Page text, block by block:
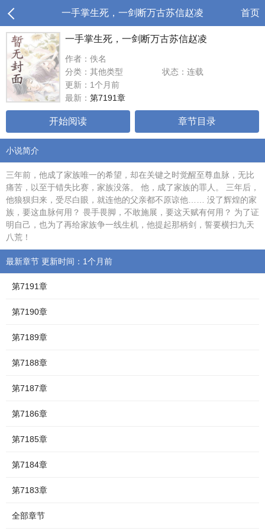
一手掌生死，一剑断万古苏信赵凌 首页
一手掌生死，一剑断万古苏信赵凌
作者：佚名
分类：其他类型
状态：连载
更新：1个月前
最新： 第7191章
开始阅读 章节目录
小说简介
三年前，他成了家族唯一的希望，却在关键之时觉醒至尊血脉，无比
痛苦，以至于错失比赛，家族没落。 他，成了家族的罪人。 三年后，
他狼狈归来，受尽白眼，就连他的父亲都不原谅他…… 没了辉煌的家
族，要这血脉何用？ 畏手畏脚，不敢施展，要这天赋有何用？ 为了证
明自己，也为了再给家族争一线生机，他提起那柄剑，誓要横扫九天
八荒！
最新章节 更新时间：1个月前
第7191章
第7190章
第7189章
第7188章
第7187章
第7186章
第7185章
第7184章
第7183章
全部章节